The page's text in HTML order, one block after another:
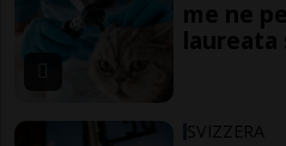
me ne
laureata
SVIZZERA